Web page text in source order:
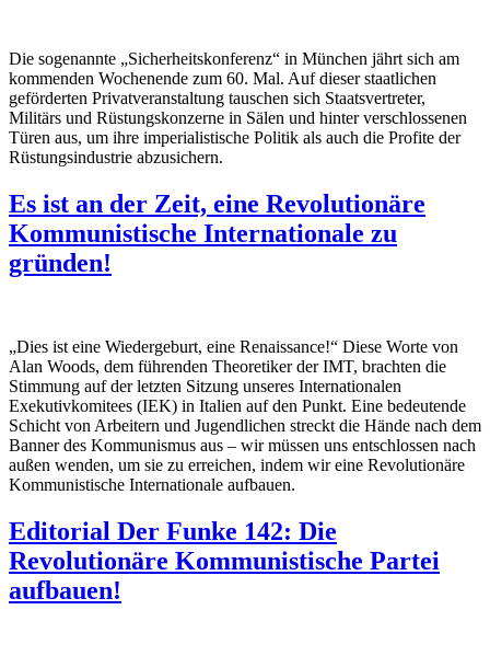
Die sogenannte „Sicherheitskonferenz“ in München jährt sich am
kommenden Wochenende zum 60. Mal. Auf dieser staatlichen
geförderten Privatveranstaltung tauschen sich Staatsvertreter,
Militärs und Rüstungskonzerne in Sälen und hinter verschlossenen
Türen aus, um ihre imperialistische Politik als auch die Profite der
Rüstungsindustrie abzusichern.
Es ist an der Zeit, eine Revolutionäre
Kommunistische Internationale zu
gründen!
„Dies ist eine Wiedergeburt, eine Renaissance!“ Diese Worte von
Alan Woods, dem führenden Theoretiker der IMT, brachten die
Stimmung auf der letzten Sitzung unseres Internationalen
Exekutivkomitees (IEK) in Italien auf den Punkt. Eine bedeutende
Schicht von Arbeitern und Jugendlichen streckt die Hände nach dem
Banner des Kommunismus aus – wir müssen uns entschlossen nach
außen wenden, um sie zu erreichen, indem wir eine Revolutionäre
Kommunistische Internationale aufbauen.
Editorial Der Funke 142: Die
Revolutionäre Kommunistische Partei
aufbauen!